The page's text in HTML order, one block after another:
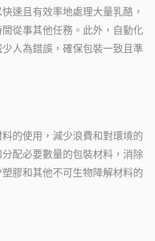
速且有效率地處理大量乳酪，
從事其他任務。此外，自動化
人為錯誤，確保包裝一致且準
的使用，減少浪費和對環境的
配必要數量的包裝材料，消除
膠和其他不可生物降解材料的